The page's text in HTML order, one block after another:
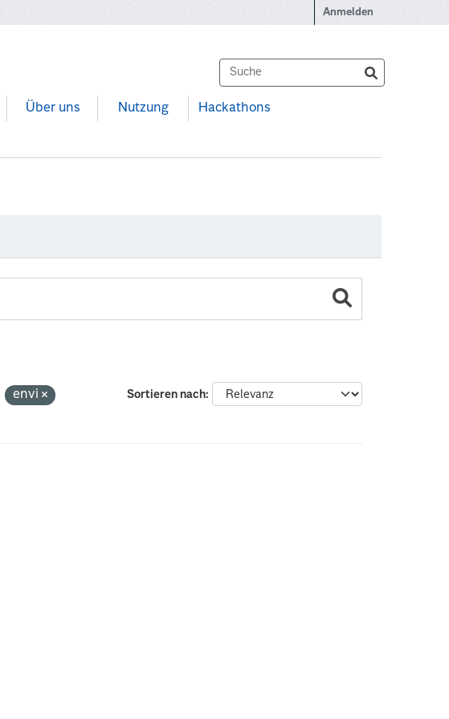
Anmelden
Über uns Nutzung Hackathons
Sortieren nach
envi